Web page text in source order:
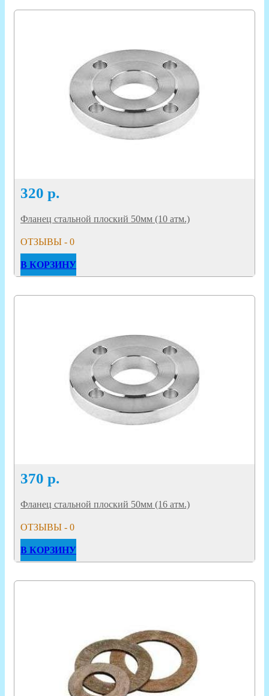
320 р.
Фланец стальной плоский 50мм (10 атм.)
ОТЗЫВЫ - 0
В КОРЗИНУ
370 р.
Фланец стальной плоский 50мм (16 атм.)
ОТЗЫВЫ - 0
В КОРЗИНУ